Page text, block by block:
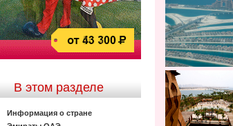
В этом разделе
Информация о стране